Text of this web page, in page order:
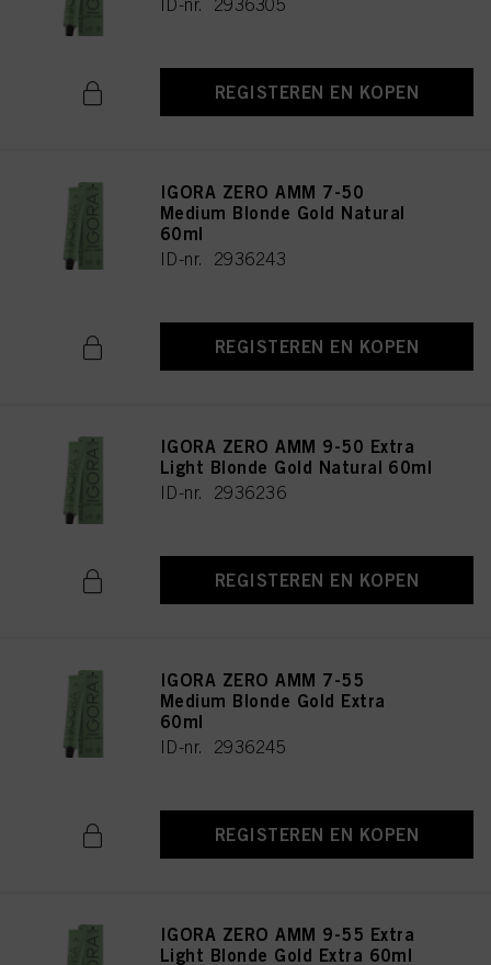
ID-nr. 2936305
REGISTEREN EN KOPEN
IGORA ZERO AMM 7-50
Medium Blonde Gold Natural
60ml
ID-nr. 2936243
REGISTEREN EN KOPEN
IGORA ZERO AMM 9-50 Extra
Light Blonde Gold Natural 60ml
ID-nr. 2936236
REGISTEREN EN KOPEN
IGORA ZERO AMM 7-55
Medium Blonde Gold Extra
60ml
ID-nr. 2936245
REGISTEREN EN KOPEN
IGORA ZERO AMM 9-55 Extra
Light Blonde Gold Extra 60ml